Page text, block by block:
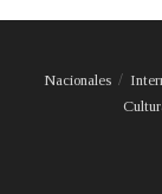
Nacionales